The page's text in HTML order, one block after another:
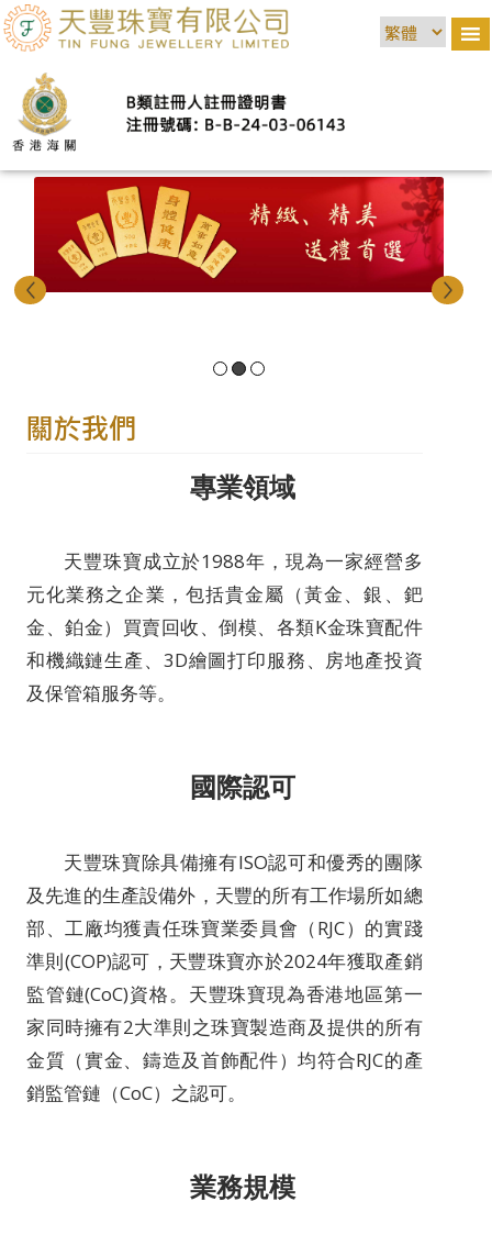
關於我們
專業領域
天豐珠寶成立於1988年，現為一家經營多
元化業務之企業，包括貴金屬（黃金、銀、鈀
金、鉑金）買賣回收、倒模、各類K金珠寶配件
和機織鏈生產、3D繪圖打印服務、房地產投資
及保管箱服务等。
國際認可
天豐珠寶除具備擁有ISO認可和優秀的團隊
及先進的生產設備外，天豐的所有工作場所如總
部、工廠均獲責任珠寶業委員會（RJC）的實踐
準則(COP)認可，天豐珠寶亦於2024年獲取產銷
監管鏈(CoC)資格。天豐珠寶現為香港地區第一
家同時擁有2大準則之珠寶製造商及提供的所有
金質（實金、鑄造及首飾配件）均符合RJC的產
銷監管鏈（CoC）之認可。
業務規模